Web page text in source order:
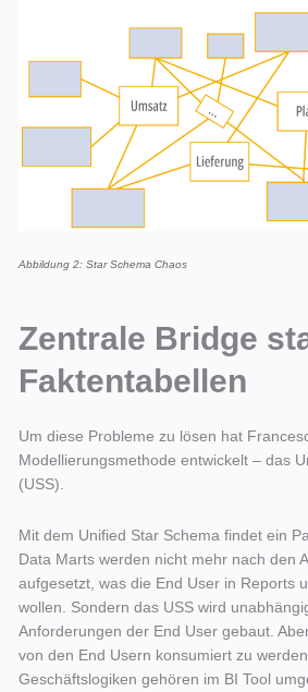
Abbildung 2: Star Schema Chaos
Zentrale Bridge
Faktentabellen
Um diese Probleme zu lösen hat
Modellierungsmethode entwickelt – das
(USS).
Mit dem Unified Star Schema findet ein
Data Marts werden nicht mehr nach den
aufgesetzt, was die End User in Reports
wollen. Sondern das USS wird
Anforderungen der End User gebaut.
von den End Usern konsumiert zu
Geschäftslogiken gehören im BI Tool